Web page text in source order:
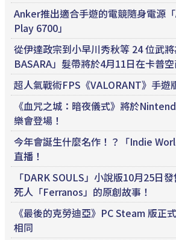
Anker推出適合手遊的電競隨身電源
Play 6700」
從伊達政宗到小早川秀秋等 24 位武
BASARA」髮帶將於4月11日在卡普
超人氣戰術FPS《VALORANT》手遊
《血咒之城：暗夜儀式》將於
樂會登場！
今年會誕生什麼名作！？「Indie
直播！
「DARK SOULS」小說版10月25日
死人「Ferranos」的原創故事！
《最後的克勞迪亞》PC Steam 版正
相同